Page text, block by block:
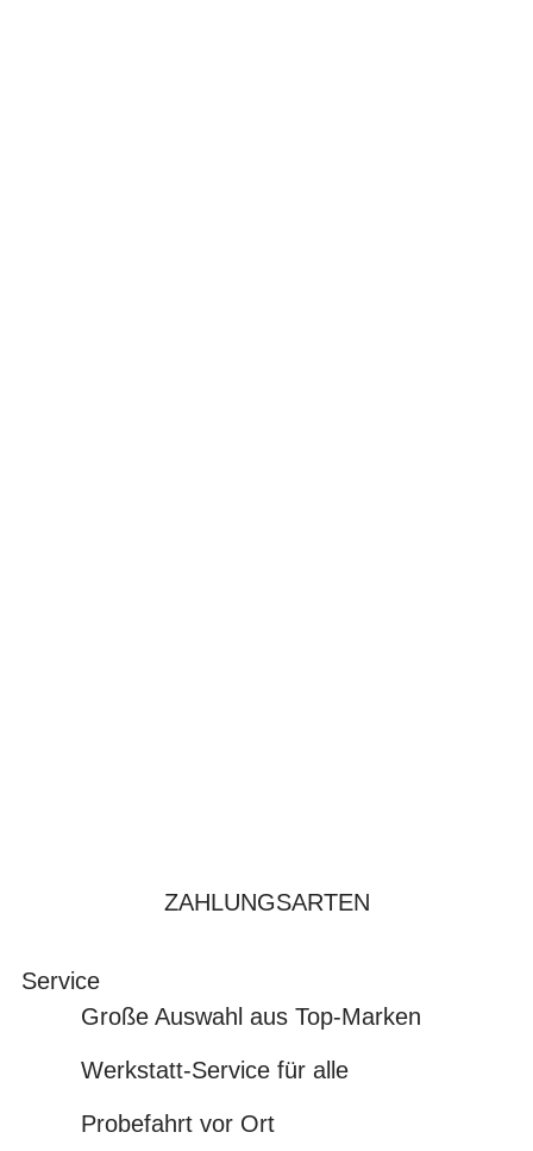
ZAHLUNGSARTEN
Service
Große Auswahl aus Top-Marken
Werkstatt-Service für alle
Probefahrt vor Ort